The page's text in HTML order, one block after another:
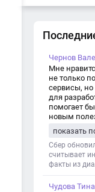
Вместо
Чернов
Мне
не только
сервисы,
для
помогает
новым
показать
Сбер
считывает
факты из
Чудова Тина